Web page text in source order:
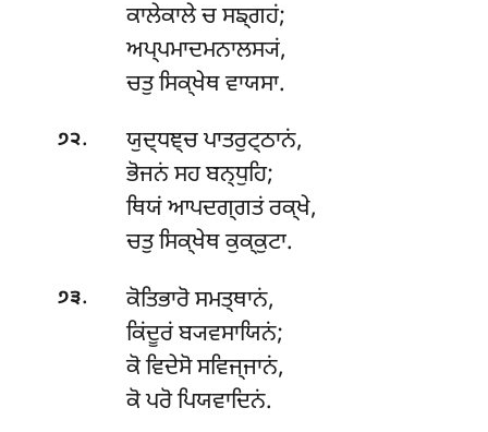
ਕਾਲੇਕਾਲੇ ਚ ਸਙ੍ਗਹਂ;
ਅਪ੍ਪਮਾਦਮਨਾਲਸ੍ਯਂ,
ਚਤੁ ਸਿਕ੍ਖੇਥ ਵਾਯਸਾ.
੭੨. ਯੁਦ੍ਧਞ੍ਚਪਾਤਰੁਟ੍ਠਾਨਂ,
ਭੋਜਨਂ ਸਹ ਬਨ੍ਧੁਹਿ;
ਥਿਯਂ ਆਪਦਗ੍ਗਤਂ ਰਕ੍ਖੇ,
ਚਤੁ ਸਿਕ੍ਖੇਥ ਕੁਕ੍ਕੁਟਾ.
੭੩. ਕੋਤਿਭਾਰੋਸਮਤ੍ਥਾਨਂ,
ਕਿਂਦੂਰਂ ਬ੍ਯਵਸਾਯਿਨਂ;
ਕੋ ਵਿਦੇਸੋ ਸਵਿਜ੍ਜਾਨਂ,
ਕੋ ਪਰੋ ਪਿਯਵਾਦਿਨਂ.